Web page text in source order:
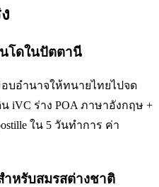
โดในปัตตานี
บอำนาจให้ทนายไทยไปจด
iVC ร่าง POA ภาษาอังกฤษ +
ใน 5 วันทำการ ค่า
ำหรับสมรสต่างชาติ